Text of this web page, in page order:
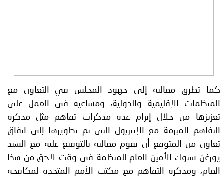
كما تطرق معاليه إلى جهود المجلس في التعاون مع
المنظمات الإقليمية والدولية، ومساعيه في العمل على
تعزيزها من خلال إبرام عدة مذكرات تفاهم مثل مذكرة
التفاهم المبرمة مع الإنتربول التي تم تطويرها إلى اتفاق
تعاون من المتوقع أن يقوم معاليه بالتوقيع عليه مع السيد
يورغن شتوك الأمين العام للمنظمة في وقت لاحق من هذا
العام، ومذكرة التفاهم مع مكتب الأمم المتحدة لمكافحة